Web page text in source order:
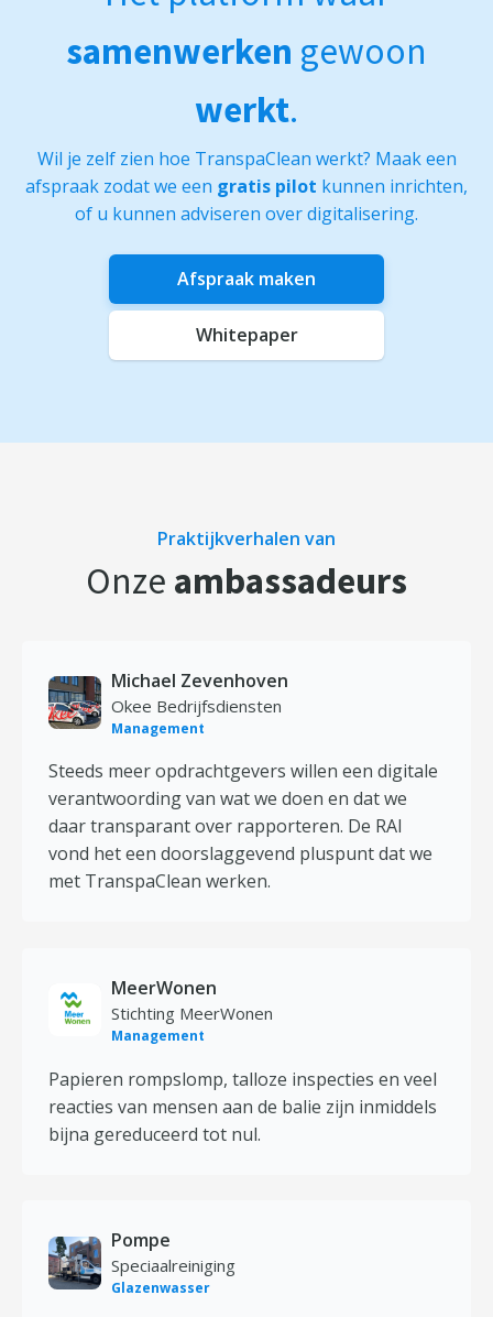
samenwerken gewoon
werkt.
Wil je zelf zien hoe TranspaClean werkt? Maak een
afspraak zodat we een gratis pilot kunnen inrichten,
of u kunnen adviseren over digitalisering.
Afspraak maken
Whitepaper
Praktijkverhalen van
Onze ambassadeurs
Michael Zevenhoven
Okee Bedrijfsdiensten
Management
Steeds meer opdrachtgevers willen een digitale
verantwoording van wat we doen en dat we
daar transparant over rapporteren. De RAI
vond het een doorslaggevend pluspunt dat we
met TranspaClean werken.
MeerWonen
Stichting MeerWonen
Management
Papieren rompslomp, talloze inspecties en veel
reacties van mensen aan de balie zijn inmiddels
bijna gereduceerd tot nul.
Pompe
Speciaalreiniging
Glazenwasser